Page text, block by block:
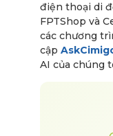
điện thoại di
FPTShop và
các chương
cập
AI của chúng